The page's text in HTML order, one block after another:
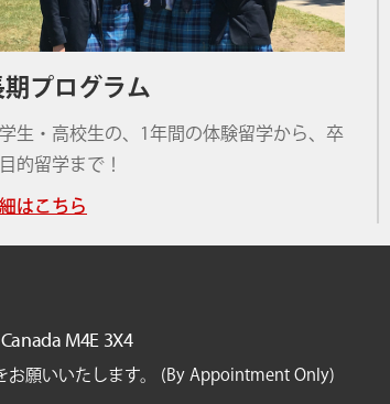
プログラム
生・高校生の、1年間の体験留学から、卒
的留学まで！
はこちら
Canada M4E 3X4
お願いいたします。 (By Appointment Only)